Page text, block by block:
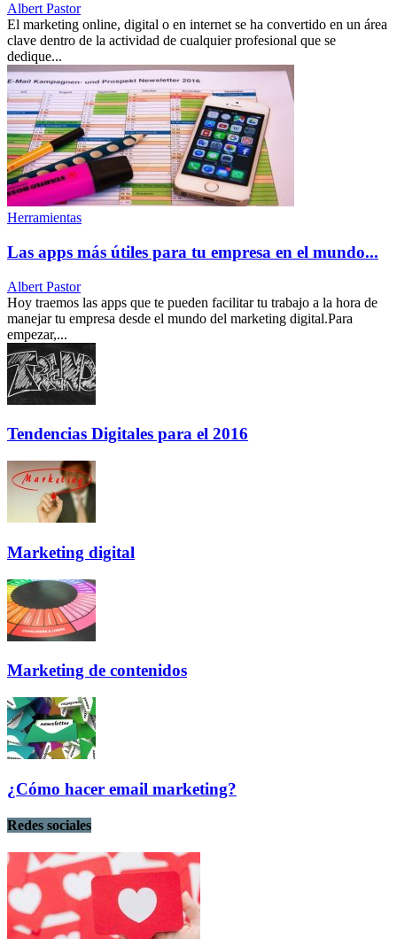
Albert Pastor
El marketing online, digital o en internet se ha convertido en un área
clave dentro de la actividad de cualquier profesional que se
dedique...
Herramientas
Las apps más útiles para tu empresa en el mundo...
Albert Pastor
Hoy traemos las apps que te pueden facilitar tu trabajo a la hora de
manejar tu empresa desde el mundo del marketing digital.Para
empezar,...
Tendencias Digitales para el 2016
Marketing digital
Marketing de contenidos
¿Cómo hacer email marketing?
Redes sociales